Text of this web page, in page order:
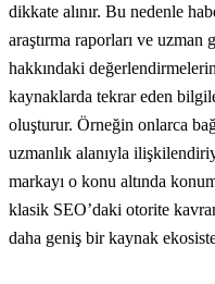
dikkate alınır. Bu nedenle
araştırma raporları ve
hakkındaki
kaynaklarda tekrar eden
oluşturur. Örneğin onlarca
uzmanlık alanıyla
markayı o konu altında
klasik SEO’daki otorite
daha geniş bir kaynak